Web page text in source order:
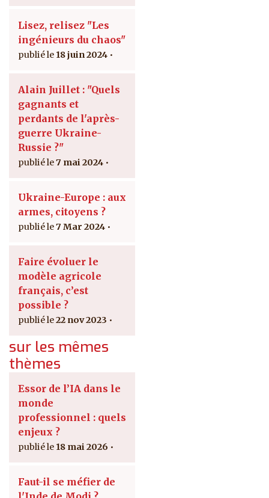
Lisez, relisez "Les
ingénieurs du chaos"
18 juin 2024
Alain Juillet : "Quels
gagnants et
perdants de l'après-
guerre Ukraine-
Russie ?"
7 mai 2024
Ukraine-Europe : aux
armes, citoyens ?
7 Mar 2024
Faire évoluer le
modèle agricole
français, c’est
possible ?
22 nov 2023
sur les mêmes
thèmes
Essor de l’IA dans le
monde
professionnel : quels
enjeux ?
18 mai 2026
Faut-il se méfier de